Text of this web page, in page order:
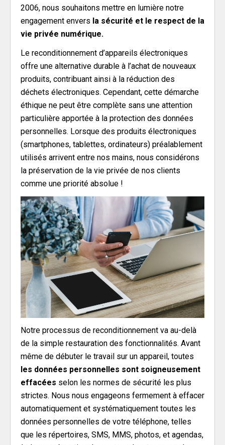
2006, nous souhaitons mettre en lumière notre
engagement envers la sécurité et le respect de la
vie privée numérique.
Le reconditionnement d’appareils électroniques
offre une alternative durable à l’achat de nouveaux
produits, contribuant ainsi à la réduction des
déchets électroniques. Cependant, cette démarche
éthique ne peut être complète sans une attention
particulière apportée à la protection des données
personnelles. Lorsque des produits électroniques
(smartphones, tablettes, ordinateurs) préalablement
utilisés arrivent entre nos mains, nous considérons
la préservation de la vie privée de nos clients
comme une priorité absolue !
Notre processus de reconditionnement va au-delà
de la simple restauration des fonctionnalités. Avant
même de débuter le travail sur un appareil, toutes
les données personnelles sont soigneusement
effacées selon les normes de sécurité les plus
strictes. Nous nous engageons fermement à effacer
automatiquement et systématiquement toutes les
données personnelles de votre téléphone, telles
que les répertoires, SMS, MMS, photos, et agendas,